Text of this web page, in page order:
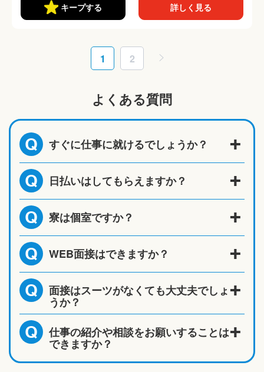
キープする 詳しく見る
1 2
よくある質問
Q すぐに仕事に就けるでしょうか？
Q 日払いはしてもらえますか？
Q 寮は個室ですか？
Q WEB面接はできますか？
Q 面接はスーツがなくても大丈夫でしょ
うか？
Q 仕事の紹介や相談をお願いすることは
できますか？